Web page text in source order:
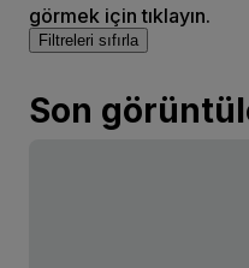
görmek için tıklayın.
Filtreleri sıfırla
Son